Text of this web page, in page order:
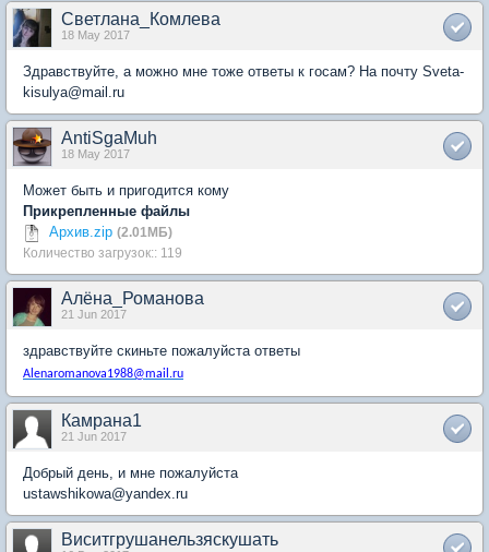
Светлана_Комлева
18 May 2017
Здравствуйте, а можно мне тоже ответы к госам? На почту Sveta-
kisulya@mail.ru
AntiSgaMuh
18 May 2017
Может быть и пригодится кому
Прикрепленные файлы
Архив.zip (2.01МБ)
Количество загрузок:: 119
Алёна_Романова
21 Jun 2017
здравствуйте скиньте пожалуйста ответы
Alenaromanova1988@mail .ru
Камрана1
21 Jun 2017
Добрый день, и мне пожалуйста
ustawshikowa@yandex.ru
Виситгрушанельзяскушать